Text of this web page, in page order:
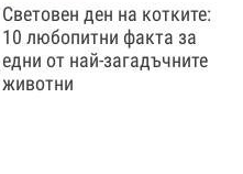
Световен ден на котките:
10 любопитни факта за
едни от най-загадъчните
животни